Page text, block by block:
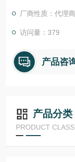
厂商性质：代理商
访问量：379
产品咨
产品分类
PRODUCT